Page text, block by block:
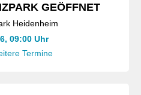
GEÖFFNET
Heidenheim
09:00 Uhr
Termine